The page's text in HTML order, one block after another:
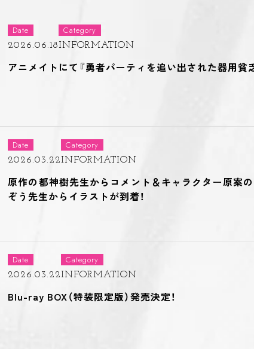
Date
2026.06.18
Category
INFORMATION
アニメイトにて『勇者パーティを追い出された器用貧
Date
2026.03.22
Category
INFORMATION
原作の都神樹先生からコメント＆キャラクター原案
ぞう先生からイラストが到着！
Date
2026.03.22
Category
INFORMATION
Blu-ray BOX（特装限定版）発売決定！